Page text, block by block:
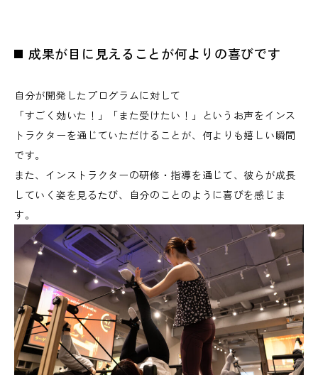
成果が目に見えることが何よりの喜びです
自分が開発したプログラムに対して
「すごく効いた！」「また受けたい！」というお声をインス
トラクターを通じていただけることが、何よりも嬉しい瞬間
です。
また、インストラクターの研修・指導を通じて、彼らが成長
していく姿を見るたび、自分のことのように喜びを感じま
す。